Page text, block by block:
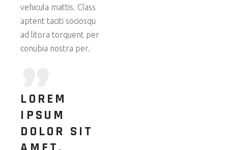
vehicula mattis. Class
aptent taciti sociosqu
ad litora torquent per
conubia nostra per.
LOREM
IPSUM
DOLOR SIT